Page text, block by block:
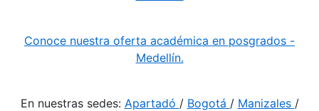
Conoce nuestra oferta académica en posgrados -
Medellín.
En nuestras sedes: Apartadó / Bogotá / Manizales /